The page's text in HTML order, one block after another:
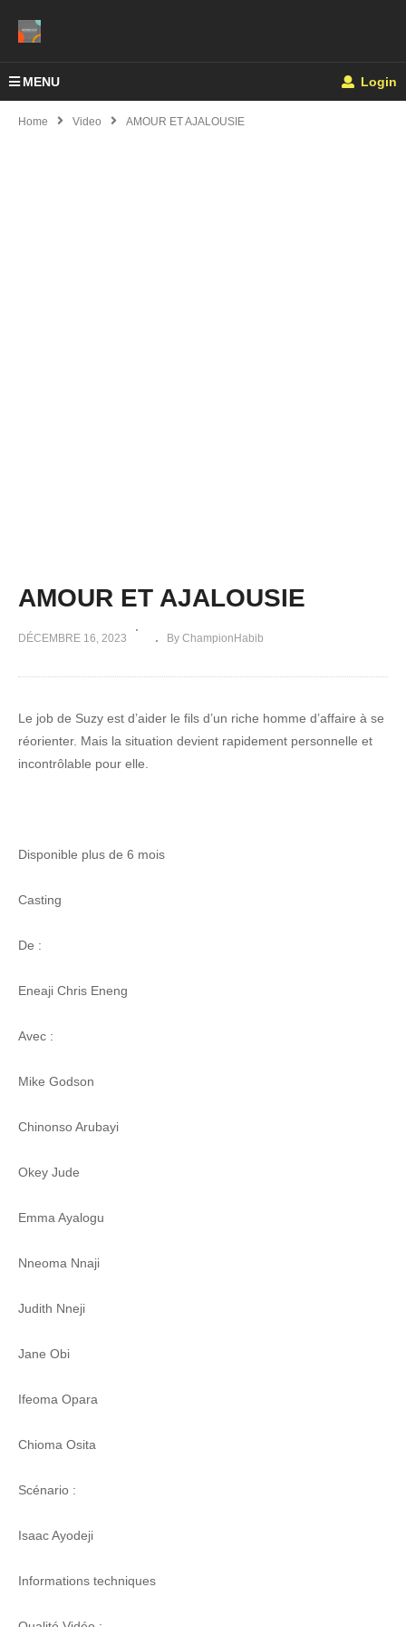
MENU Login
Home Video AMOUR ET AJALOUSIE
AMOUR ET AJALOUSIE
DÉCEMBRE 16, 2023 By ChampionHabib
Le job de Suzy est d’aider le fils d’un riche homme d’affaire à se
réorienter. Mais la situation devient rapidement personnelle et
incontrôlable pour elle.
Disponible plus de 6 mois
Casting
De :
Eneaji Chris Eneng
Avec :
Mike Godson
Chinonso Arubayi
Okey Jude
Emma Ayalogu
Nneoma Nnaji
Judith Nneji
Jane Obi
Ifeoma Opara
Chioma Osita
Scénario :
Isaac Ayodeji
Informations techniques